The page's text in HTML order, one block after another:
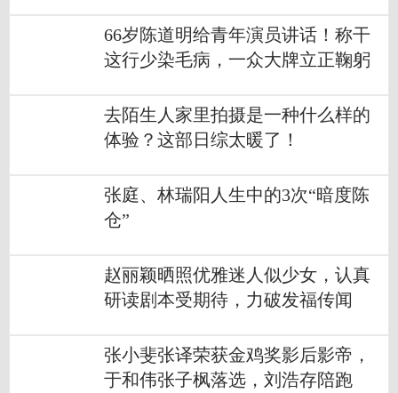
66岁陈道明给青年演员讲话！称干
这行少染毛病，一众大牌立正鞠躬
去陌生人家里拍摄是一种什么样的
体验？这部日综太暖了！
张庭、林瑞阳人生中的3次“暗度陈
仓”
赵丽颖晒照优雅迷人似少女，认真
研读剧本受期待，力破发福传闻
张小斐张译荣获金鸡奖影后影帝，
于和伟张子枫落选，刘浩存陪跑